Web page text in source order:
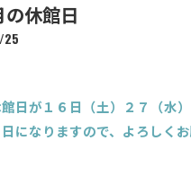
の休館日
25
日が１６日（土）２７（水
日になりますので、よろしく